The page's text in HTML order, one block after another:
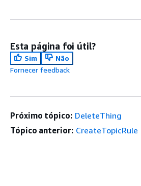
Esta página foi útil?
Sim
Não
Fornecer feedback
Próximo tópico: DeleteThing
Tópico anterior: CreateTopicRule